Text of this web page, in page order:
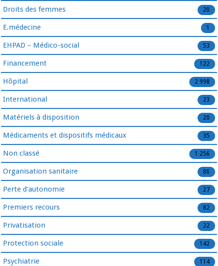
Droits des femmes 20
E.médecine 1
EHPAD – Médico-social 53
Financement 122
Hôpital 2 998
International 23
Matériels à disposition 20
Médicaments et dispositifs médicaux 35
Non classé 1 256
Organisation sanitaire 86
Perte d'autonomie 27
Premiers recours 82
Privatisation 22
Protection sociale 142
Psychiatrie 114